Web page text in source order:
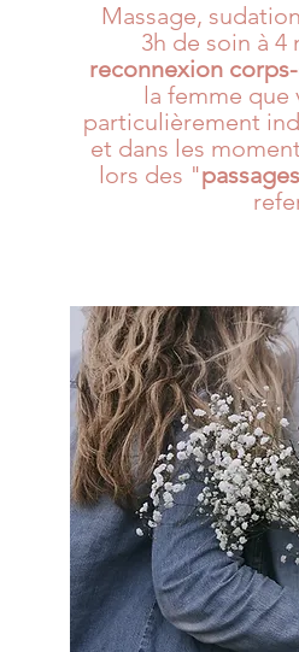
Massage,
3h de soin à 4
reconnexion
la femme que
particulièrement
et dans les
lors des "passages